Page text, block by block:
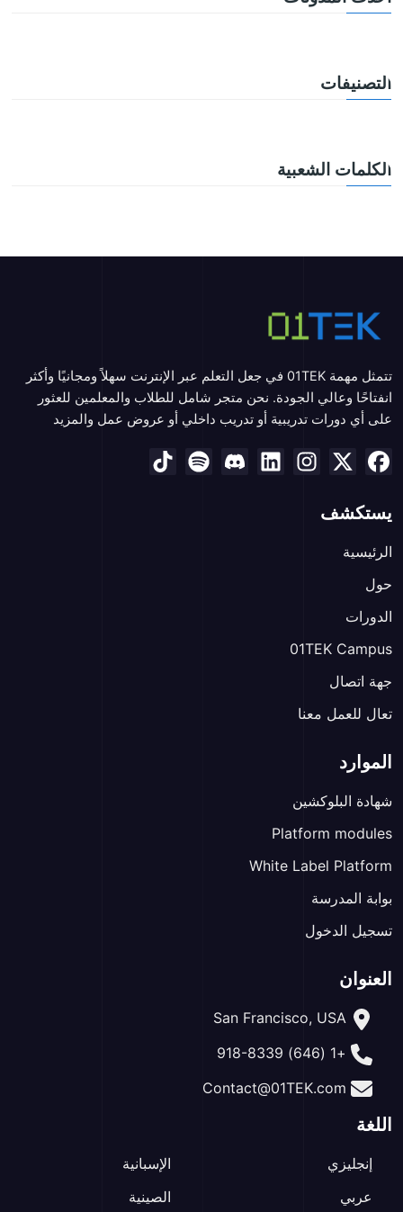
التصنيفات
الكلمات الشعبية
تتمثل مهمة 01TEK في جعل التعلم عبر الإنترنت سهلاً ومجانيًا وأكثر
انفتاحًا وعالي الجودة. نحن متجر شامل للطلاب والمعلمين للعثور
على أي دورات تدريبية أو تدريب داخلي أو عروض عمل والمزيد
يستكشف
الرئيسية
حول
الدورات
01TEK Campus
جهة اتصال
تعال للعمل معنا
الموارد
شهادة البلوكشين
Platform modules
White Label Platform
بوابة المدرسة
تسجيل الدخول
العنوان
+1 (646) 918-8339
Contact@01TEK.com
اللغة
إنجليزي
عربي
الإسبانية
الصينية